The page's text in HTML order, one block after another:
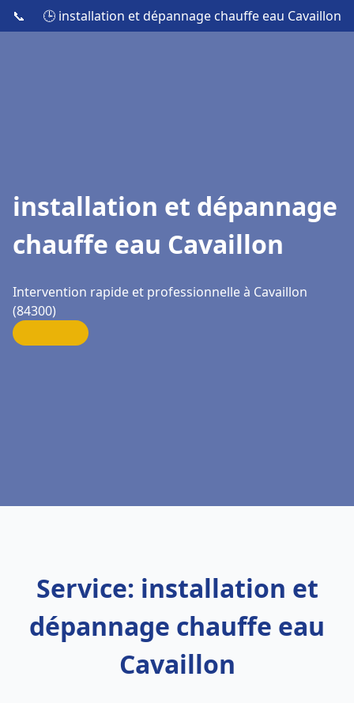
📞 🕒 installation et dépannage chauffe eau Cavaillon
installation et dépannage
chauffe eau Cavaillon
Intervention rapide et professionnelle à Cavaillon
(84300)
Service: installation et
dépannage chauffe eau
Cavaillon